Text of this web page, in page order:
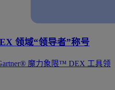
领域“领导者”称号
魔力象限™ DEX 工具领